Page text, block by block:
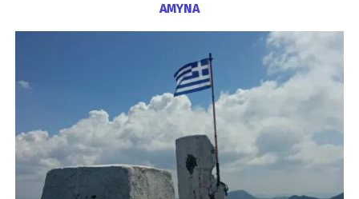
ΑΜΥΝΑ